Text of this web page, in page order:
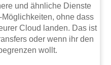
und ähnliche Dienste
ohne dass
Cloud landen. Das ist
oder wenn ihr den
wollt.